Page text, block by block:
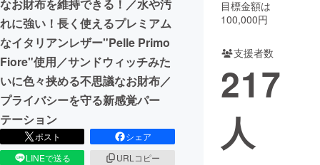
CAMPFIREふるさと納税machi-ya コミュニティ
なお財布を維持できる！／水や汚
れに強い！長く使えるプレミアム
なイタリアンレザー"Pelle Primo
Fiore"使用／サンドウィッチみた
いに色々挟める不思議なお財布／
プライバシーを守る新感覚パー
テーション
ポスト
シェア
LINEで送る
URLコピー
目標金額は
100,000円
支援者数
217
人